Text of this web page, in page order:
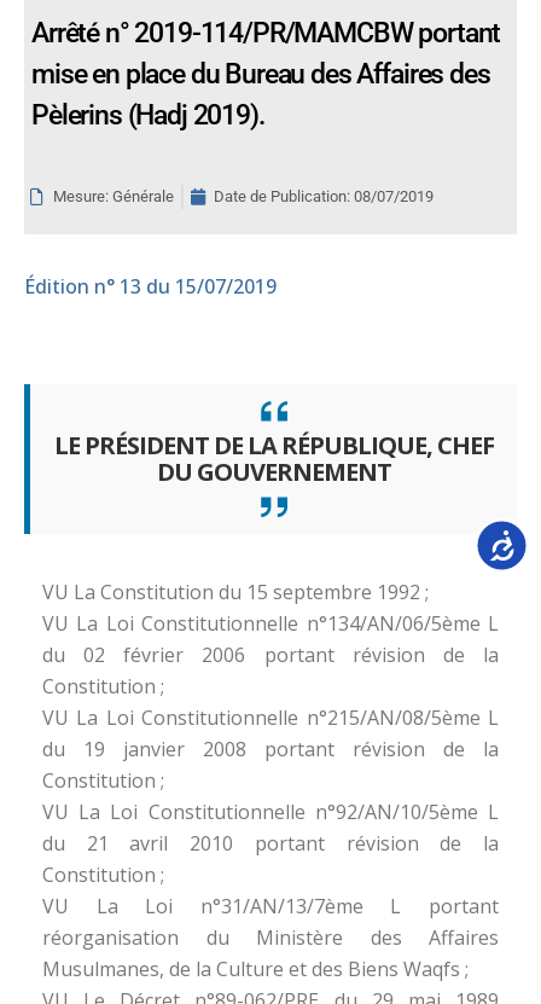
Arrêté n° 2019-114/PR/MAMCBW portant
mise en place du Bureau des Affaires des
Pèlerins (Hadj 2019).
Mesure: Générale Date de Publication: 08/07/2019
Édition n° 13 du 15/07/2019
LE PRÉSIDENT DE LA RÉPUBLIQUE, CHEF
DU GOUVERNEMENT
VU La Constitution du 15 septembre 1992 ;
VU La Loi Constitutionnelle n°134/AN/06/5ème L
du 02 février 2006 portant révision de la
Constitution ;
VU La Loi Constitutionnelle n°215/AN/08/5ème L
du 19 janvier 2008 portant révision de la
Constitution ;
VU La Loi Constitutionnelle n°92/AN/10/5ème L
du 21 avril 2010 portant révision de la
Constitution ;
VU La Loi n°31/AN/13/7ème L portant
réorganisation du Ministère des Affaires
Musulmanes, de la Culture et des Biens Waqfs ;